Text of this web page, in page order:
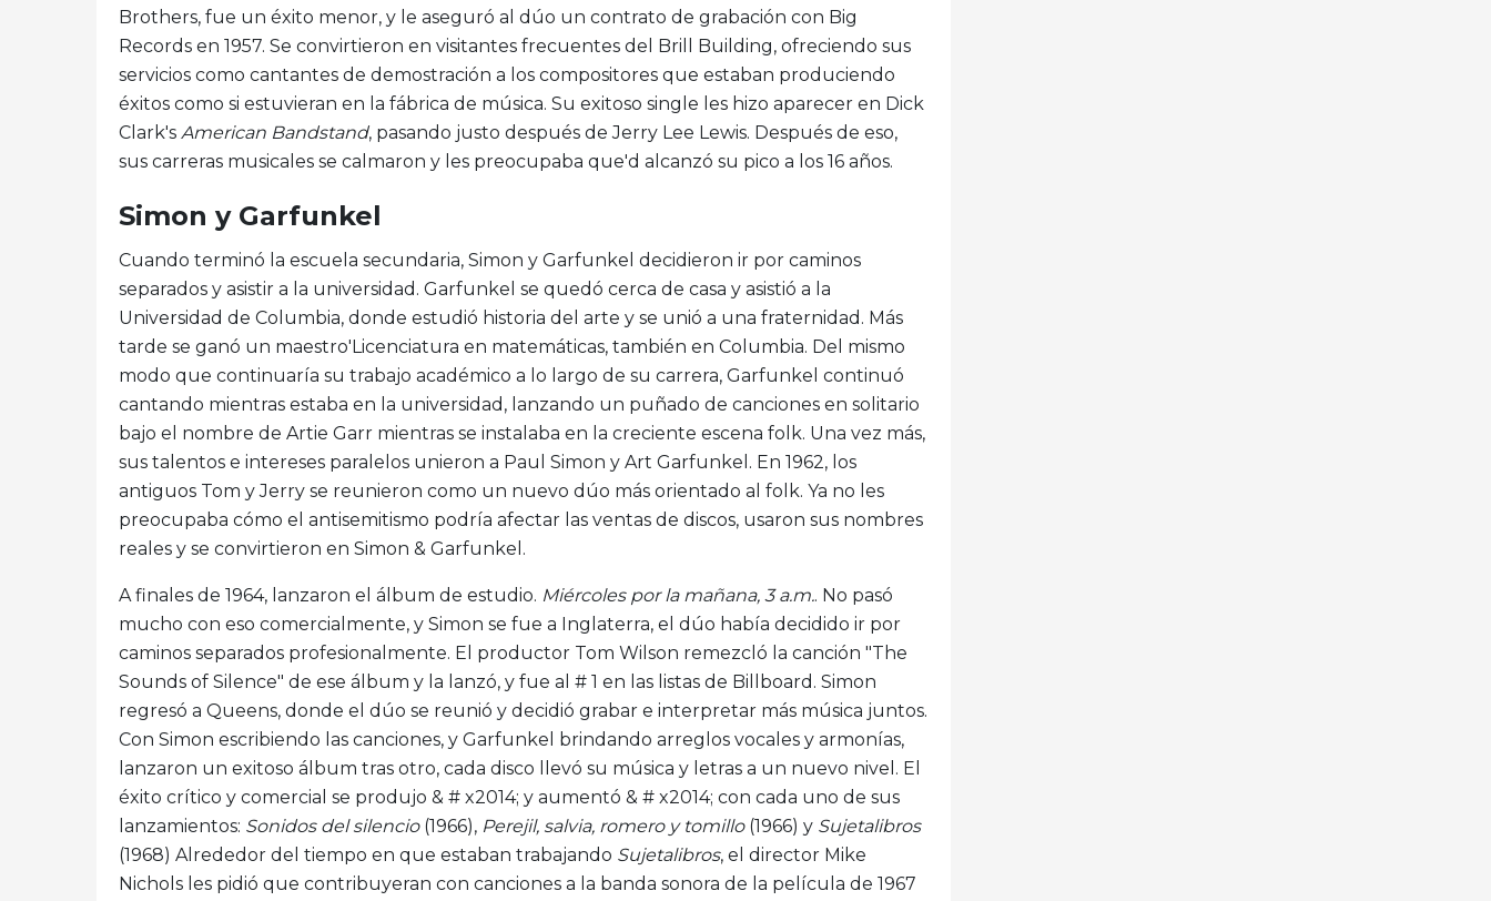
Brothers, fue un éxito menor, y le aseguró al dúo un contrato de grabación con Big
Records en 1957. Se convirtieron en visitantes frecuentes del Brill Building, ofreciendo sus
servicios como cantantes de demostración a los compositores que estaban produciendo
éxitos como si estuvieran en la fábrica de música. Su exitoso single les hizo aparecer en Dick
Clark's American Bandstand, pasando justo después de Jerry Lee Lewis. Después de eso,
sus carreras musicales se calmaron y les preocupaba que'd alcanzó su pico a los 16 años.
Simon y Garfunkel
Cuando terminó la escuela secundaria, Simon y Garfunkel decidieron ir por caminos
separados y asistir a la universidad. Garfunkel se quedó cerca de casa y asistió a la
Universidad de Columbia, donde estudió historia del arte y se unió a una fraternidad. Más
tarde se ganó un maestro'Licenciatura en matemáticas, también en Columbia. Del mismo
modo que continuaría su trabajo académico a lo largo de su carrera, Garfunkel continuó
cantando mientras estaba en la universidad, lanzando un puñado de canciones en solitario
bajo el nombre de Artie Garr mientras se instalaba en la creciente escena folk. Una vez más,
sus talentos e intereses paralelos unieron a Paul Simon y Art Garfunkel. En 1962, los
antiguos Tom y Jerry se reunieron como un nuevo dúo más orientado al folk. Ya no les
preocupaba cómo el antisemitismo podría afectar las ventas de discos, usaron sus nombres
reales y se convirtieron en Simon & Garfunkel.
A finales de 1964, lanzaron el álbum de estudio. Miércoles por la mañana, 3 a.m.. No pasó
mucho con eso comercialmente, y Simon se fue a Inglaterra, el dúo había decidido ir por
caminos separados profesionalmente. El productor Tom Wilson remezcló la canción "The
Sounds of Silence" de ese álbum y la lanzó, y fue al # 1 en las listas de Billboard. Simon
regresó a Queens, donde el dúo se reunió y decidió grabar e interpretar más música juntos.
Con Simon escribiendo las canciones, y Garfunkel brindando arreglos vocales y armonías,
lanzaron un exitoso álbum tras otro, cada disco llevó su música y letras a un nuevo nivel. El
éxito crítico y comercial se produjo & # x2014; y aumentó & # x2014; con cada uno de sus
lanzamientos: Sonidos del silencio (1966), Perejil, salvia, romero y tomillo (1966) y Sujetalibros
(1968) Alrededor del tiempo en que estaban trabajando Sujetalibros, el director Mike
Nichols les pidió que contribuyeran con canciones a la banda sonora de la película de 1967